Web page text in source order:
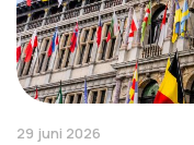
29 juni 2026